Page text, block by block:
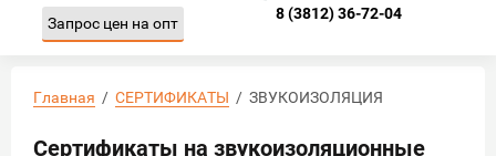
Запрос цен на опт
8 (3812) 36-72-04
Главная
  /
СЕРТИФИКАТЫ
  /  ЗВУКОИЗОЛЯЦИЯ
Сертификаты на звукоизоляционные